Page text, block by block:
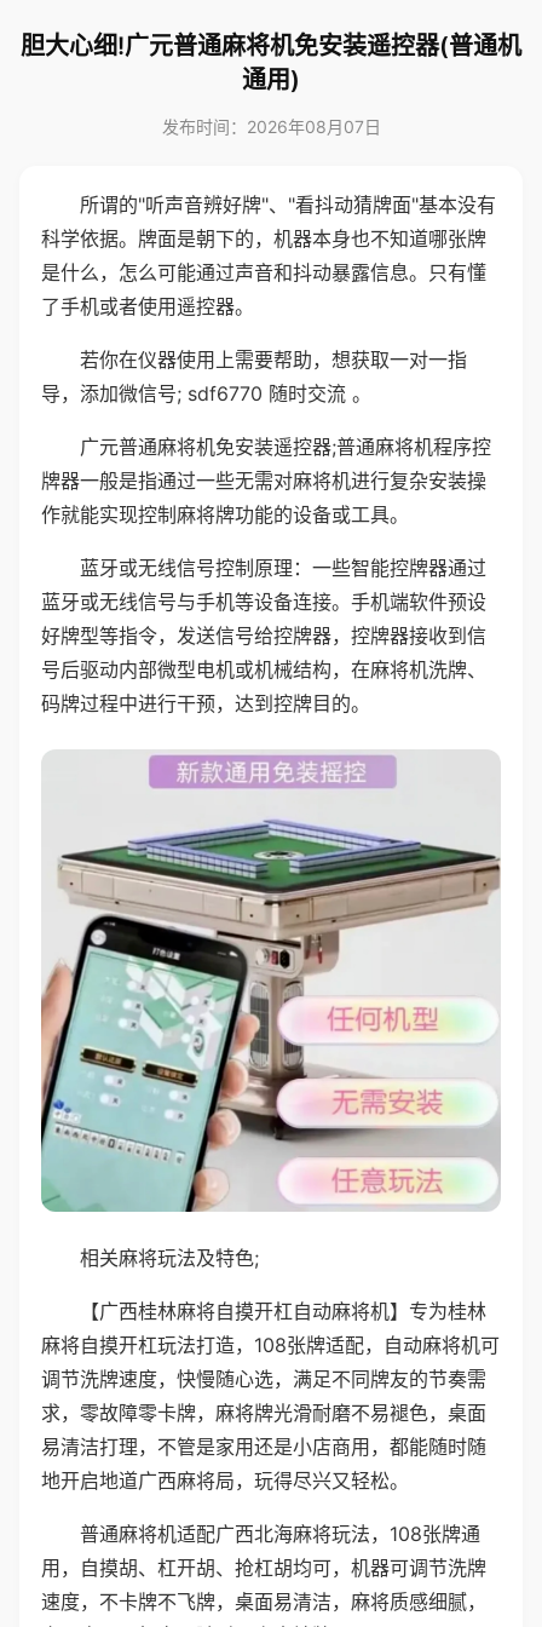
胆大心细!广元普通麻将机免安装遥控器(普通机
通用)
发布时间：2026年08月07日
所谓的"听声音辨好牌"、"看抖动猜牌面"基本没有
科学依据。牌面是朝下的，机器本身也不知道哪张牌
是什么，怎么可能通过声音和抖动暴露信息。只有懂
了手机或者使用遥控器。
若你在仪器使用上需要帮助，想获取一对一指
导，添加微信号; sdf6770 随时交流 。
广元普通麻将机免安装遥控器;普通麻将机程序控
牌器一般是指通过一些无需对麻将机进行复杂安装操
作就能实现控制麻将牌功能的设备或工具。
蓝牙或无线信号控制原理：一些智能控牌器通过
蓝牙或无线信号与手机等设备连接。手机端软件预设
好牌型等指令，发送信号给控牌器，控牌器接收到信
号后驱动内部微型电机或机械结构，在麻将机洗牌、
码牌过程中进行干预，达到控牌目的。
相关麻将玩法及特色;
【广西桂林麻将自摸开杠自动麻将机】专为桂林
麻将自摸开杠玩法打造，108张牌适配，自动麻将机可
调节洗牌速度，快慢随心选，满足不同牌友的节奏需
求，零故障零卡牌，麻将牌光滑耐磨不易褪色，桌面
易清洁打理，不管是家用还是小店商用，都能随时随
地开启地道广西麻将局，玩得尽兴又轻松。
普通麻将机适配广西北海麻将玩法，108张牌通
用，自摸胡、杠开胡、抢杠胡均可，机器可调节洗牌
速度，不卡牌不飞牌，桌面易清洁，麻将质感细腻，